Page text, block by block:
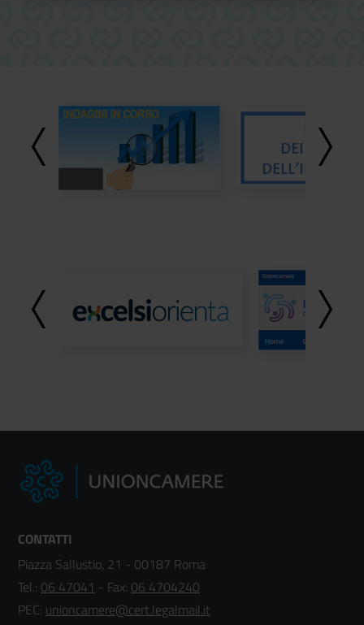
CONTATTI
Piazza Sallustio, 21 - 00187 Roma
Tel.: 06 47041 - Fax: 06 4704240
PEC: unioncamere@cert.legalmail.it